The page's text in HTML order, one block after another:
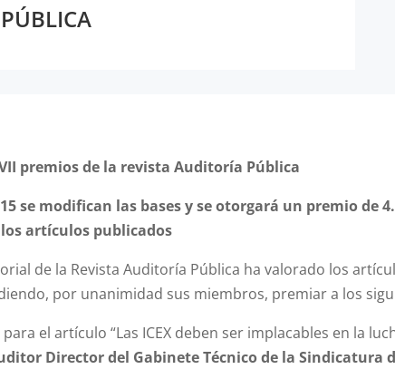
premios de la revista Auditoría Pública
se modifican las bases y se otorgará un premio de
artículos publicados
de la Revista Auditoría Pública ha valorado los
por unanimidad sus miembros, premiar a los
el artículo “Las ICEX deben ser implacables en la
Director del Gabinete Técnico de la Sindicatura